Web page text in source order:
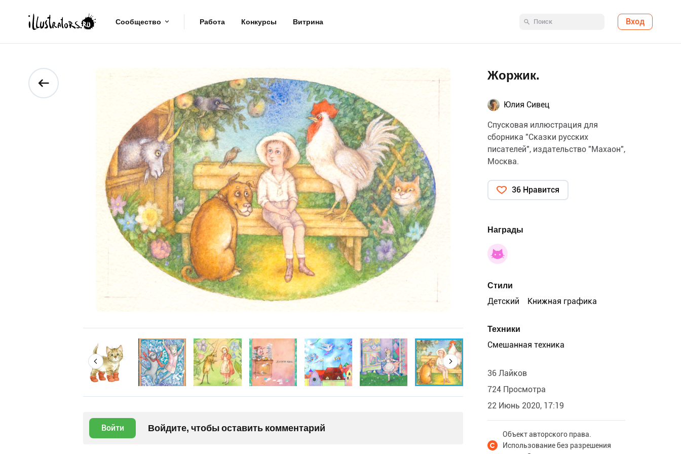
Сообщество Работа Конкурсы Витрина Вход
Войти Войдите, чтобы оставить комментарий
Жоржик.
Юлия Сивец
Спусковая иллюстрация для
сборника "Сказки русских
писателей", издательство "Махаон",
Москва.
36 Нравится
Награды
Стили
Детский
Книжная графика
Техники
Смешанная техника
36 Лайков
724 Просмотра
22 Июнь 2020, 17:19
Объект авторского права.
Использование без разрешения